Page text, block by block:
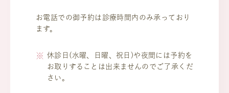
お電話での御予約は診療時間内のみ承っており
ます。
休診日(水曜、日曜、祝日)や夜間には予約を
お取りすることは出来ませんのでご了承くだ
さい。